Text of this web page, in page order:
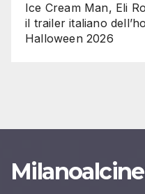
Ice Cream Man, Eli
il trailer italiano
Halloween 2026